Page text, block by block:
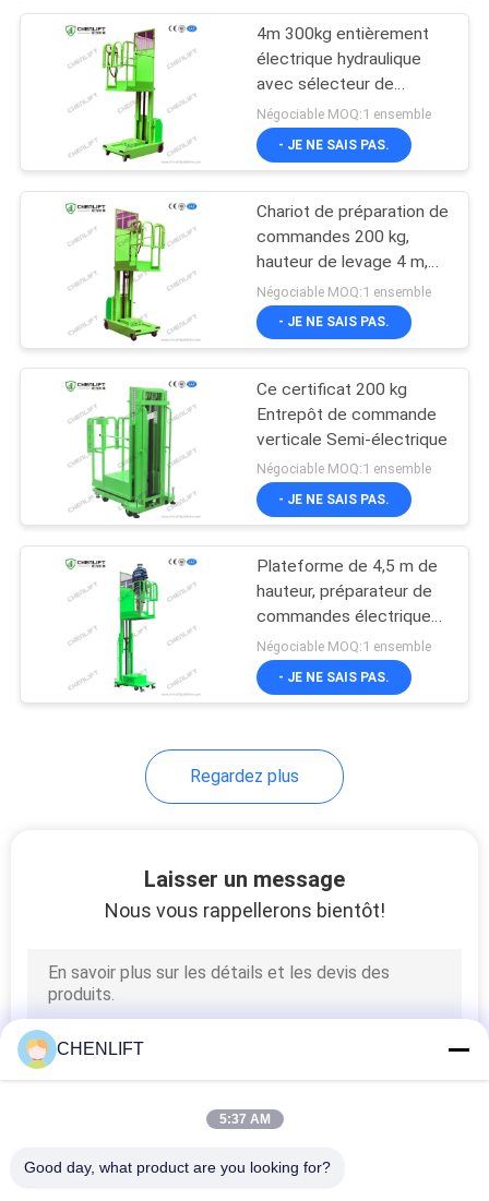
POLITIQUE
CONFIDENTIALITÉ
Plate-forme de
travail aérien
108
ascenseur de boom
Récolteuse
électrique d'ordre
Chariot élévateur
Ascension verticale
sans huile
4m 300kg entièrement
électrique hydraulique
avec sélecteur de
commande CE certifié
Négociable MOQ:1 ensemble
- JE NE SAIS PAS.
Chariot de préparation de
commandes 200 kg,
hauteur de levage 4 m,
semi-électrique pour
entrepôt
Négociable MOQ:1 ensemble
- JE NE SAIS PAS.
Ce certificat 200 kg
Entrepôt de commande
verticale Semi-électrique
Négociable MOQ:1 ensemble
- JE NE SAIS PAS.
Plateforme de 4,5 m de
hauteur, préparateur de
commandes électrique
semi-automatique avec
capacité de charge de
200 kg
Négociable MOQ:1 ensemble
- JE NE SAIS PAS.
Regardez plus
Laisser un message
Nous vous rappellerons bientôt!
CHENLIFT
5:37 AM
Good day, what product are you looking for?